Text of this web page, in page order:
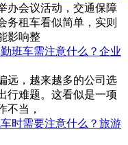
办会议活动，交通保障
务租车看似简单，实则
影响整
班车需注意什么？企业
远，越来越多的公司选
行难题。这看似是一项
不当，
车时需要注意什么？旅游